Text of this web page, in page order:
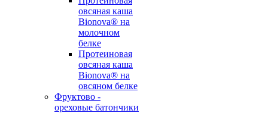
овсяная каша
Bionova® на
молочном
белке
Протеиновая
овсяная каша
Bionova® на
овсяном белке
Фруктово -
ореховые батончики